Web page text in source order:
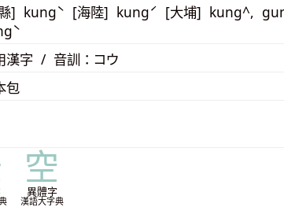
] kungˋ [海陸] kungˊ [大埔] kung^,
漢字 / 音訓：コウ
包
空
異體字
漢語大字典